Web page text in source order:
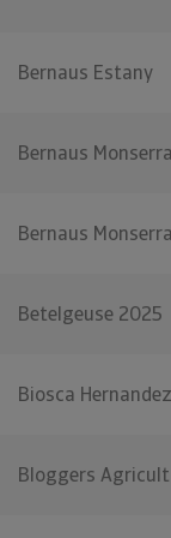
Bernaus Estany
Bernaus
Bernaus
Betelgeuse 2025
Biosca Hernandez
Bloggers